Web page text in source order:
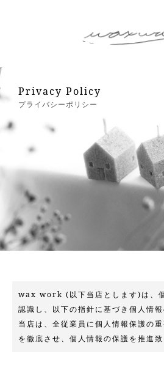
Privacy Policy
プライバシーポリシー
wax work (以下当店とします)は、
認識し、以下の指針に基づき個人情報
当店は、全従業員に個人情報保護の
を徹底させ、個人情報の保護を推進致